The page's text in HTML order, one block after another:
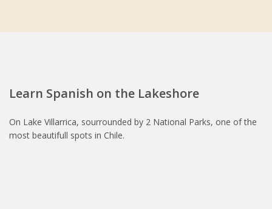
Learn Spanish on the Lakeshore
On Lake Villarrica, sourrounded by 2 National Parks, one of the
most beautifull spots in Chile.